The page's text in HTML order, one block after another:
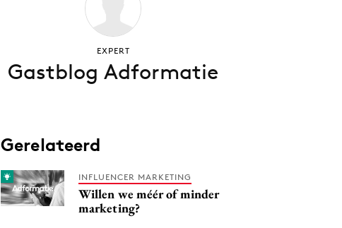
EXPERT
Gastblog Adformatie
Gerelateerd
INFLUENCER MARKETING
Willen we méér of minder
marketing?